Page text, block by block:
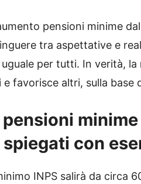
pensioni minime
tra aspettative e
per tutti. In verità,
e favorisce altri, sulla base
con
INPS salirà da circa